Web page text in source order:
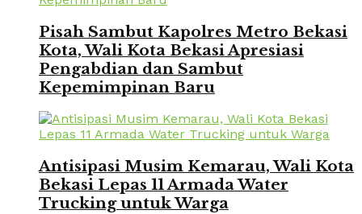
Pisah Sambut Kapolres Metro Bekasi
Kota, Wali Kota Bekasi Apresiasi
Pengabdian dan Sambut
Kepemimpinan Baru
Antisipasi Musim Kemarau, Wali Kota
Bekasi Lepas 11 Armada Water
Trucking untuk Warga